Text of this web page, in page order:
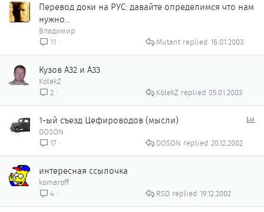
Перевод доки на РУС: давайте определимся что нам
нужно...
Владимир
11
16.01.2003
Mutant
Кузов А32 и А33
KolekZ
2
05.01.2003
KolekZ
О
о
1-ый съезд Цефироводов (мысли)
DOSON
17
20.12.2002
DOSON
интересная ссылочка
komaroff
4
19.12.2002
RSD